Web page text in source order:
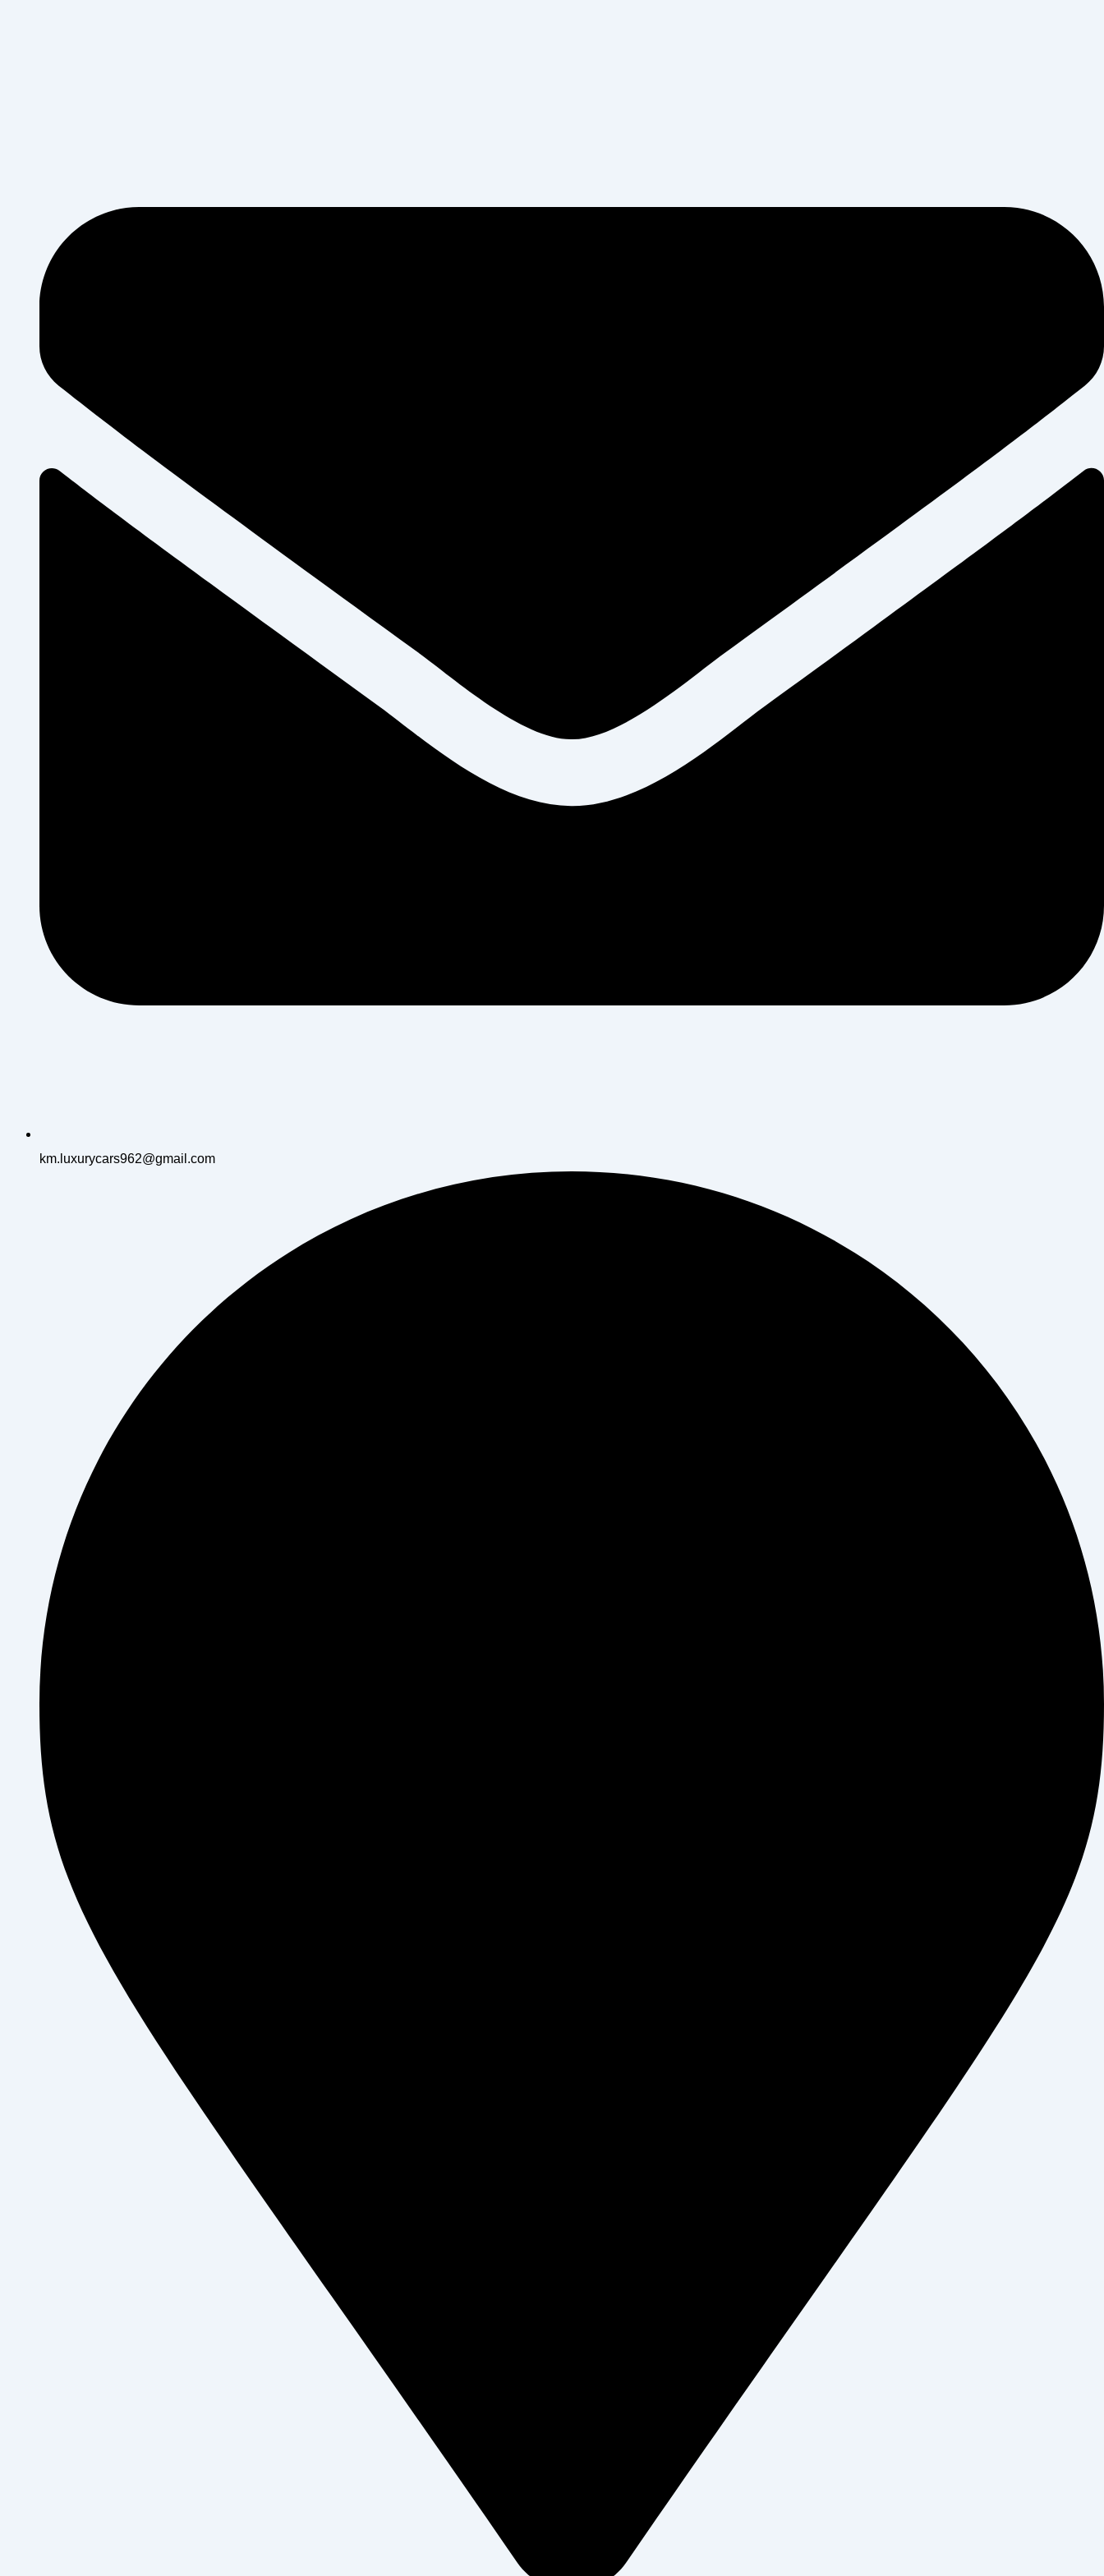
km.luxurycars962@gmail.com